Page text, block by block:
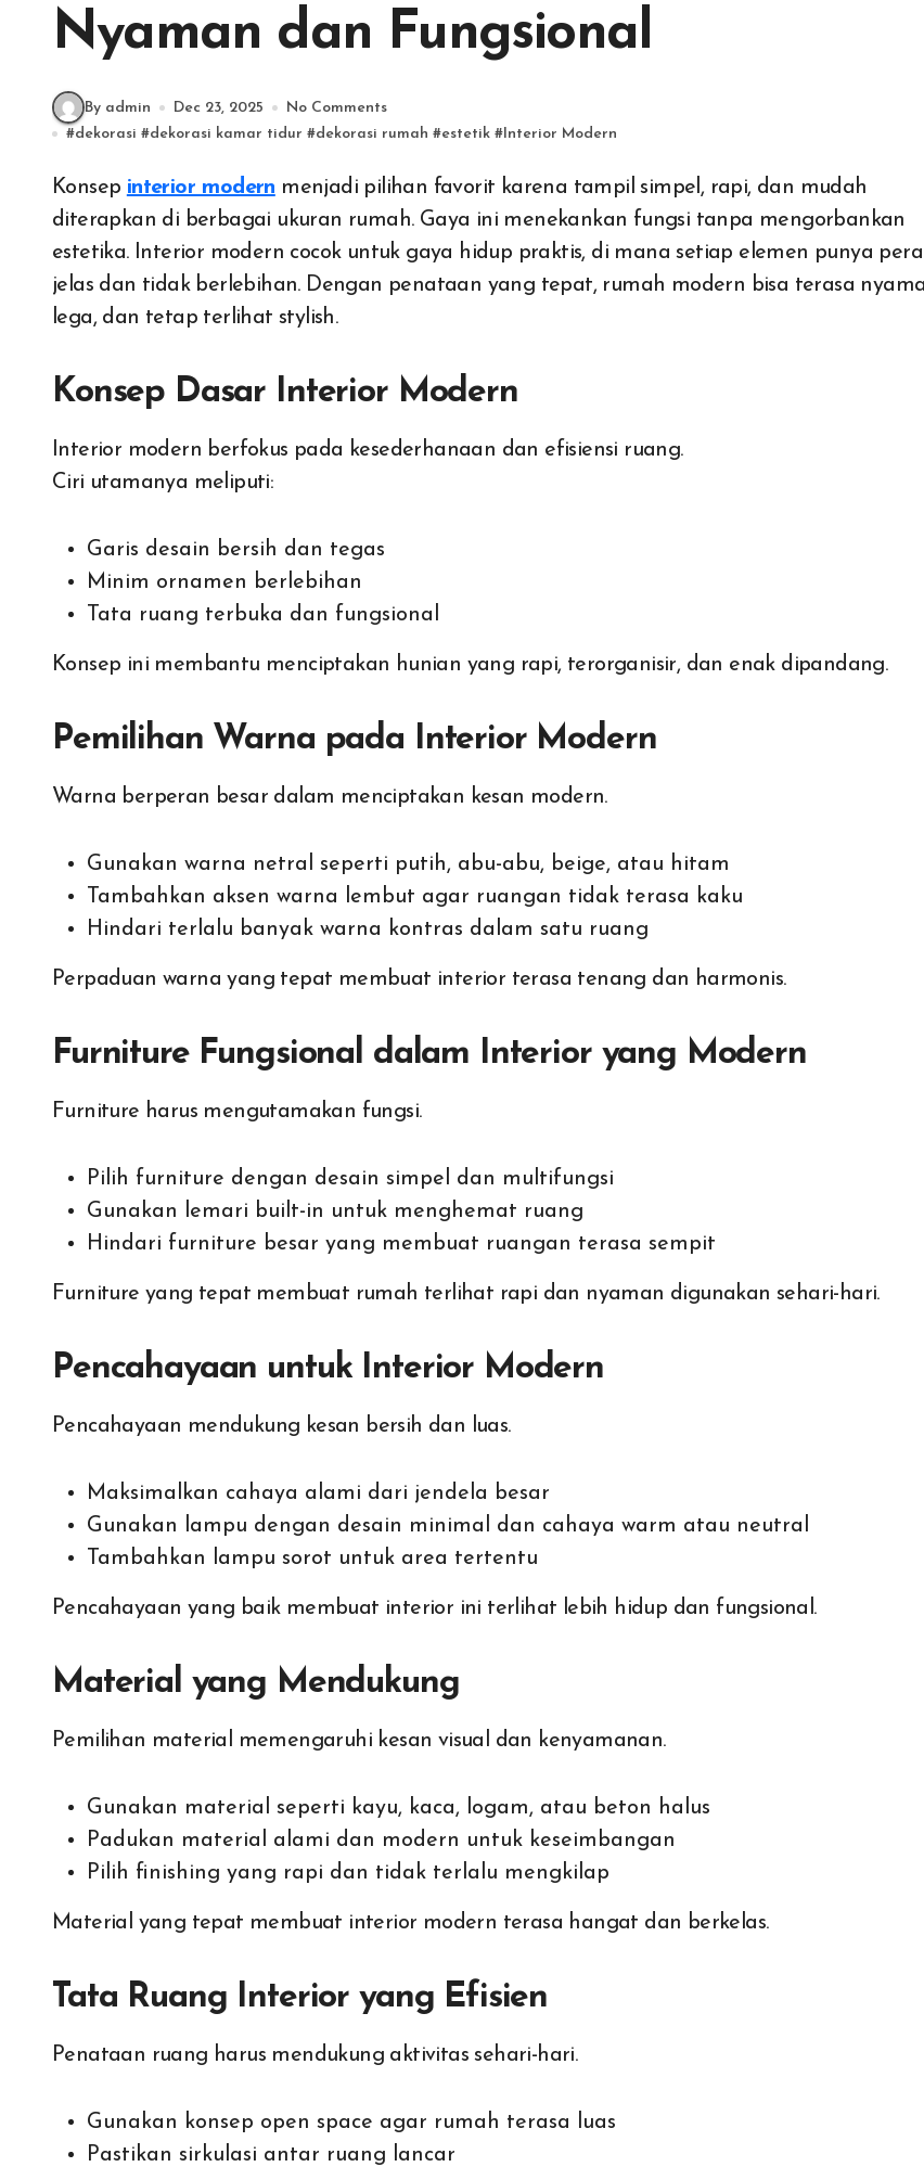
Nyaman dan Fungsional
By admin Dec 23, 2025
No Comments
#dekorasi #dekorasi kamar tidur #dekorasi rumah #estetik #Interior Modern
Konsep interior modern menjadi pilihan favorit karena tampil simpel, rapi, dan mudah
diterapkan di berbagai ukuran rumah. Gaya ini menekankan fungsi tanpa mengorbankan
estetika. Interior modern cocok untuk gaya hidup praktis, di mana setiap elemen punya
jelas dan tidak berlebihan. Dengan penataan yang tepat, rumah modern bisa terasa
lega, dan tetap terlihat stylish.
Konsep Dasar Interior Modern
Interior modern berfokus pada kesederhanaan dan efisiensi ruang.
Ciri utamanya meliputi:
Garis desain bersih dan tegas
Minim ornamen berlebihan
Tata ruang terbuka dan fungsional
Konsep ini membantu menciptakan hunian yang rapi, terorganisir, dan enak dipandang.
Pemilihan Warna pada Interior Modern
Warna berperan besar dalam menciptakan kesan modern.
Gunakan warna netral seperti putih, abu-abu, beige, atau hitam
Tambahkan aksen warna lembut agar ruangan tidak terasa kaku
Hindari terlalu banyak warna kontras dalam satu ruang
Perpaduan warna yang tepat membuat interior terasa tenang dan harmonis.
Furniture Fungsional dalam Interior yang Modern
Furniture harus mengutamakan fungsi.
Pilih furniture dengan desain simpel dan multifungsi
Gunakan lemari built-in untuk menghemat ruang
Hindari furniture besar yang membuat ruangan terasa sempit
Furniture yang tepat membuat rumah terlihat rapi dan nyaman digunakan sehari-hari.
Pencahayaan untuk Interior Modern
Pencahayaan mendukung kesan bersih dan luas.
Maksimalkan cahaya alami dari jendela besar
Gunakan lampu dengan desain minimal dan cahaya warm atau neutral
Tambahkan lampu sorot untuk area tertentu
Pencahayaan yang baik membuat interior ini terlihat lebih hidup dan fungsional.
Material yang Mendukung
Pemilihan material memengaruhi kesan visual dan kenyamanan.
Gunakan material seperti kayu, kaca, logam, atau beton halus
Padukan material alami dan modern untuk keseimbangan
Pilih finishing yang rapi dan tidak terlalu mengkilap
Material yang tepat membuat interior modern terasa hangat dan berkelas.
Tata Ruang Interior yang Efisien
Penataan ruang harus mendukung aktivitas sehari-hari.
Gunakan konsep open space agar rumah terasa luas
Pastikan sirkulasi antar ruang lancar